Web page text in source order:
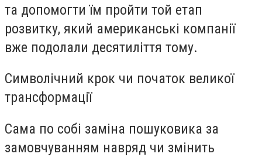
та допомогти їм пройти той етап
розвитку, який американські компанії
вже подолали десятиліття тому.
Символічний крок чи початок великої
трансформації
Сама по собі заміна пошуковика за
замовчуванням навряд чи змінить